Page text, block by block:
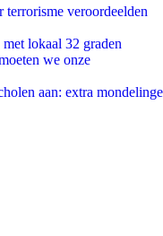
terrorisme veroordeelden
lokaal 32 graden
we onze
aan: extra mondelinge